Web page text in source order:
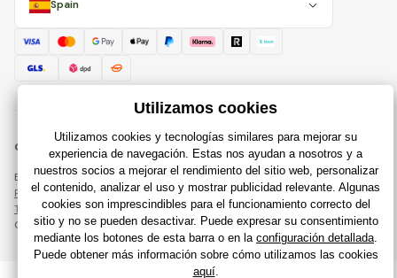
Spain
© 2018 - 2026 Raijuguetes.es, Todos los derechos reservados
Esta página está protegida por reCAPTCHA y se aplican
Política de privacidadcompañías de Google y su
Términos y condiciones.
Creación de tiendas en línea eficientes desdeRIESENIA